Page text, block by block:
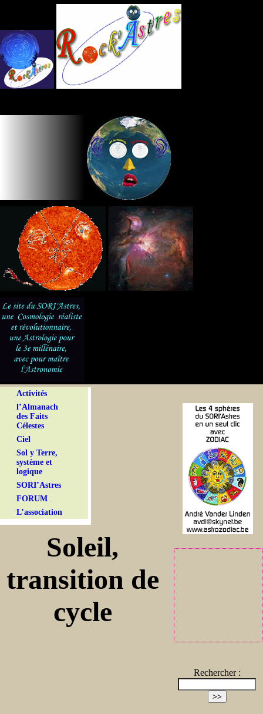
Activités
l’Almanach
des Faits
Célestes
Ciel
Sol y Terre,
système et
logique
SORI’Astres
FORUM
L’association
Rechercher :
Soleil,
transition de
cycle
Panneau de gestion des cookies